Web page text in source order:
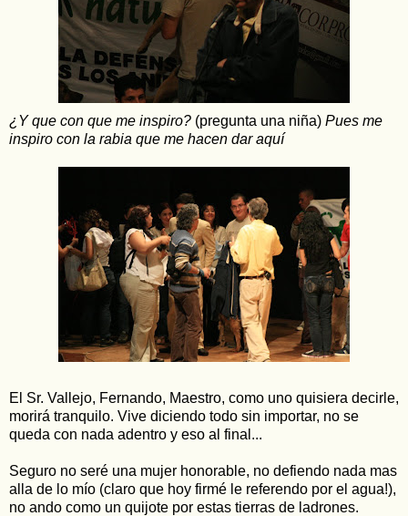
¿Y que con que me inspiro? (pregunta una niña) Pues me
inspiro con la rabia que me hacen dar aquí
El Sr. Vallejo, Fernando, Maestro, como uno quisiera decirle,
morirá tranquilo. Vive diciendo todo sin importar, no se
queda con nada adentro y eso al final...
Seguro no seré una mujer honorable, no defiendo nada mas
alla de lo mío (claro que hoy firmé le referendo por el agua!),
no ando como un quijote por estas tierras de ladrones.